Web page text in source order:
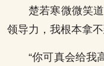
楚若寒微微笑
领导力，我根本拿
“你可真会给我